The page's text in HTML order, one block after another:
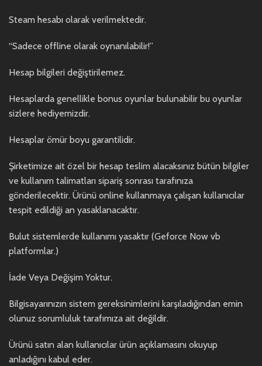
Steam hesabı olarak verilmektedir.
“Sadece offline olarak oynanılabilir!”
Hesap bilgileri değiştirilemez.
Hesaplarda genellikle bonus oyunlar bulunabilir bu oyunlar
sizlere hediyemizdir.
Hesaplar ömür boyu garantilidir.
Şirketimize ait özel bir hesap teslim alacaksınız bütün bilgiler
ve kullanım talimatları sipariş sonrası tarafınıza
gönderilecektir. Ürünü online kullanmaya çalışan kullanıcılar
tespit edildiği an yasaklanacaktır.
Bulut sistemlerde kullanımı yasaktır (Geforce Now vb
platformlar.)
İade Veya Değişim Yoktur.
Bilgisayarınızın sistem gereksinimlerini karşıladığından emin
olunuz sorumluluk tarafımıza ait değildir.
Ürünü satın alan kullanıcılar ürün açıklamasını okuyup
anladığını kabul eder.